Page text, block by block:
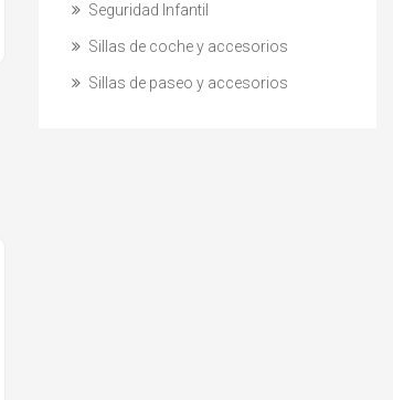
Seguridad Infantil
Sillas de coche y accesorios
Sillas de paseo y accesorios